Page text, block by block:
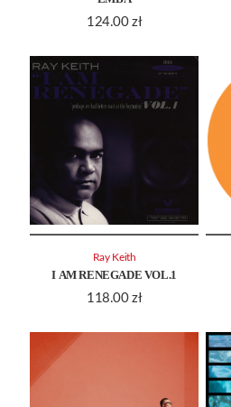
124.00 zł
I AM RENEGADE VOL.1
118.00 zł
Ray Keith